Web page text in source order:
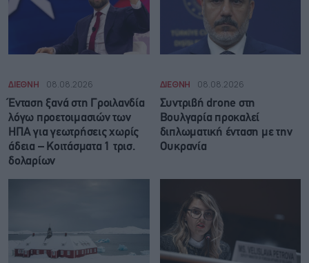
ΔΙΕΘΝΗ 08.08.2026
Ένταση ξανά στη Γροιλανδία
λόγω προετοιμασιών των
ΗΠΑ για γεωτρήσεις χωρίς
άδεια – Κοιτάσματα 1 τρισ.
δολαρίων
ΔΙΕΘΝΗ 08.08.2026
Συντριβή drone στη
Βουλγαρία προκαλεί
διπλωματική ένταση με την
Ουκρανία